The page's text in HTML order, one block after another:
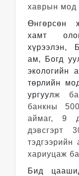
хаврын мод
Өнгөрсөн
хамт
хүрээлэн,
ам, Богд
экологийн
төрлийн
ургуулж
банкны
аймаг, 9
дэвсгэрт
тэдгээрийн
хариуцаж
Бид